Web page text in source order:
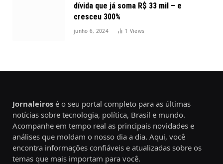
dívida que já soma R$ 33 mil – e
cresceu 300%
junho 6, 2024 1 Views
Jornaleiros é o seu portal completo para as últimas
notícias sobre tecnologia, política, Brasil e mundo.
Acompanhe em tempo real as principais novidades e
análises que moldam o nosso dia a dia. Aqui, você
encontra informações confiáveis e atualizadas sobre os
temas que mais importam para você.